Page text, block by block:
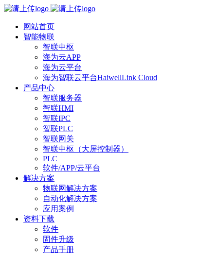
网站首页
智能物联
智联中枢
海为云APP
海为云平台
海为智联云平台HaiwellLink Cloud
产品中心
智联服务器
智联HMI
智联IPC
智联PLC
智联网关
智联中枢（大屏控制器）
PLC
软件/APP/云平台
解决方案
物联网解决方案
自动化解决方案
应用案例
资料下载
软件
固件升级
产品手册